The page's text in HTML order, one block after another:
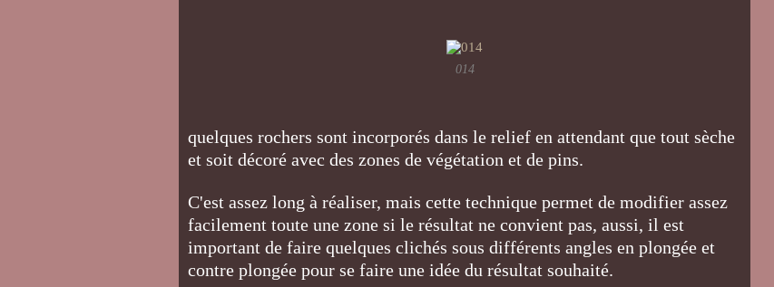
014
quelques rochers sont incorporés dans le relief en attendant que tout sèche
et soit décoré avec des zones de végétation et de pins.
C'est assez long à réaliser, mais cette technique permet de modifier assez
facilement toute une zone si le résultat ne convient pas, aussi, il est
important de faire quelques clichés sous différents angles en plongée et
contre plongée pour se faire une idée du résultat souhaité.